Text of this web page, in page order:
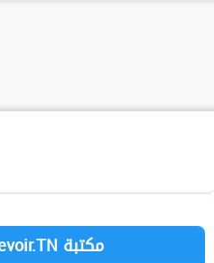
Librairie Devoir.TN مكتبة